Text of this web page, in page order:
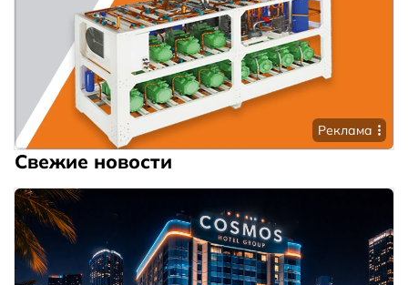
Реклама
Свежие новости